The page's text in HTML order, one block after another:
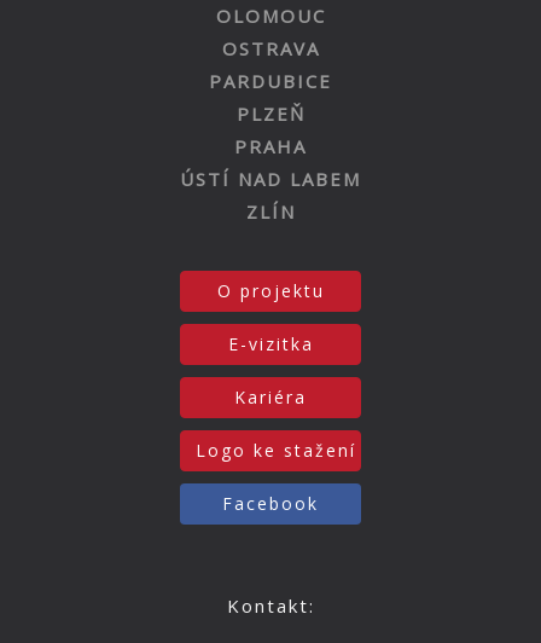
OLOMOUC
OSTRAVA
PARDUBICE
PLZEŇ
PRAHA
ÚSTÍ NAD LABEM
ZLÍN
O projektu
E-vizitka
Kariéra
Logo ke stažení
Facebook
Kontakt: